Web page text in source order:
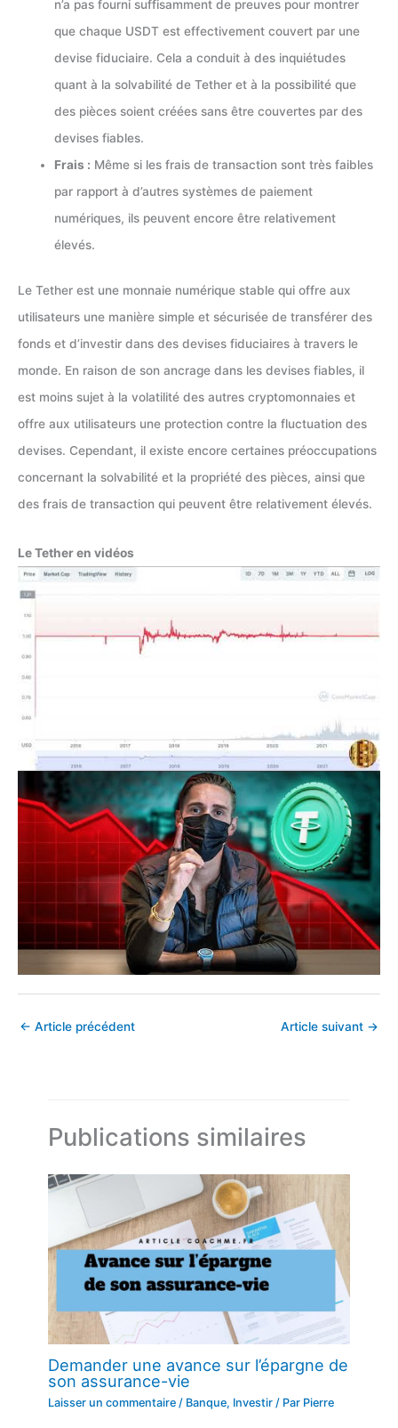
n’a pas fourni suffisamment de preuves pour montrer
que chaque USDT est effectivement couvert par une
devise fiduciaire. Cela a conduit à des inquiétudes
quant à la solvabilité de Tether et à la possibilité que
des pièces soient créées sans être couvertes par des
devises fiables.
Frais : Même si les frais de transaction sont très faibles
par rapport à d’autres systèmes de paiement
numériques, ils peuvent encore être relativement
élevés.
Le Tether est une monnaie numérique stable qui offre aux
utilisateurs une manière simple et sécurisée de transférer des
fonds et d’investir dans des devises fiduciaires à travers le
monde. En raison de son ancrage dans les devises fiables, il
est moins sujet à la volatilité des autres cryptomonnaies et
offre aux utilisateurs une protection contre la fluctuation des
devises. Cependant, il existe encore certaines préoccupations
concernant la solvabilité et la propriété des pièces, ainsi que
des frais de transaction qui peuvent être relativement élevés.
Le Tether en vidéos
← Article précédent Article suivant →
Publications similaires
Demander une avance sur l’épargne de
son assurance-vie
Laisser un commentaire / Banque, Investir / Par Pierre